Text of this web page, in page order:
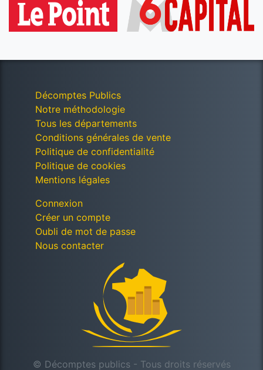
Décomptes Publics
Notre méthodologie
Tous les départements
Conditions générales de vente
Politique de confidentialité
Politique de cookies
Mentions légales
Connexion
Créer un compte
Oubli de mot de passe
Nous contacter
© Décomptes publics - Tous droits réservés